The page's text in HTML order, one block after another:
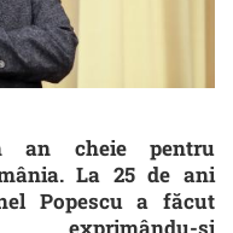
an cheie pentru
La 25 de ani
Popescu a făcut